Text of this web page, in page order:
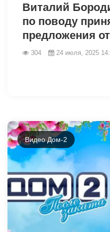
Виталий
по поводу
предложения
304 24 июля, 2025
Видео Дом-2